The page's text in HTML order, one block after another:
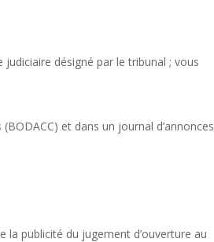
désigné par le tribunal ; vous
et dans un journal d’annonces
publicité du jugement d’ouverture au